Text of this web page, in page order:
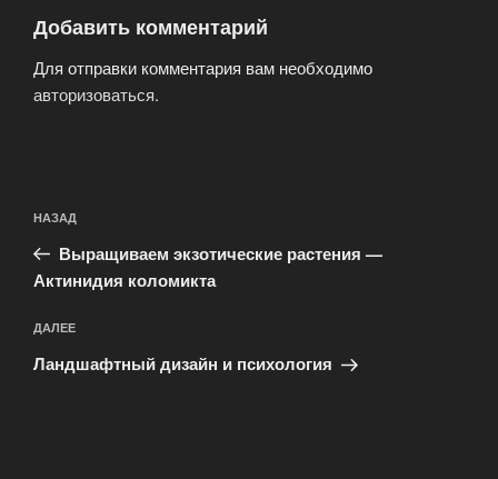
Добавить комментарий
Для отправки комментария вам необходимо
авторизоваться.
по
записям
Предыдущая
запись:
НАЗАД
Выращиваем экзотические растения —
Актинидия коломикта
Следующая
запись
ДАЛЕЕ
Ландшафтный дизайн и психология